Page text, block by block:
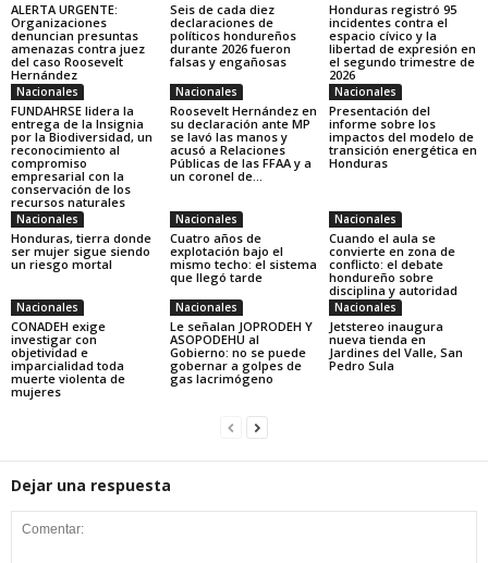
ALERTA URGENTE:
Organizaciones
denuncian presuntas
amenazas contra juez
del caso Roosevelt
Hernández
Seis de cada diez
declaraciones de
políticos hondureños
durante 2026 fueron
falsas y engañosas
Honduras registró 95
incidentes contra el
espacio cívico y la
libertad de expresión en
el segundo trimestre de
2026
Nacionales
FUNDAHRSE lidera la
entrega de la Insignia
por la Biodiversidad, un
reconocimiento al
compromiso
empresarial con la
conservación de los
recursos naturales
Nacionales
Roosevelt Hernández en
su declaración ante MP
se lavó las manos y
acusó a Relaciones
Públicas de las FFAA y a
un coronel de...
Nacionales
Presentación del
informe sobre los
impactos del modelo de
transición energética en
Honduras
Nacionales
Honduras, tierra donde
ser mujer sigue siendo
un riesgo mortal
Nacionales
Cuatro años de
explotación bajo el
mismo techo: el sistema
que llegó tarde
Nacionales
Cuando el aula se
convierte en zona de
conflicto: el debate
hondureño sobre
disciplina y autoridad
Nacionales
CONADEH exige
investigar con
objetividad e
imparcialidad toda
muerte violenta de
mujeres
Nacionales
Le señalan JOPRODEH Y
ASOPODEHU al
Gobierno: no se puede
gobernar a golpes de
gas lacrimógeno
Nacionales
Jetstereo inaugura
nueva tienda en
Jardines del Valle, San
Pedro Sula
Dejar una respuesta